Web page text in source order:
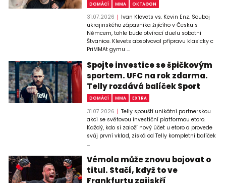
DOMÁCÍ MMA OKTAGON
31.07.2026
Ivan Klevets vs. Kevin Enz. Souboj
ukrajinského zápasníka žijícího v Česku s
Němcem, tohle bude otvírací duelu sobotní
Štvanice. Klevets absolvoval přípravu klasicky c
PriMMAt gymu ...
Spojte investice se špičkovým
sportem. UFC na rok zdarma.
Telly rozdává balíček Sport
DOMÁCÍ MMA EXTRA
31.07.2026
Telly spouští unikátní partnerskou
akci se světovou investiční platformou etoro.
Každý, kdo si založí nový účet u etoro a provede
svůj první vklad, získá od Telly kompletní balíček
...
Vémola může znovu bojovat o
titul. Stačí, když to ve
Frankfurtu zajiskří